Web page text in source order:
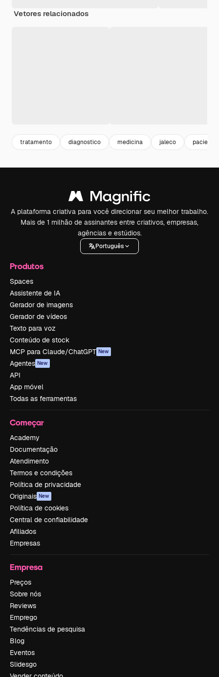
Vetores relacionados
tratamento diagnostico medicina jaleco paciente
A plataforma criativa para você direcionar seu melhor trabalho.
Mais de 1 milhão de assinantes entre criativos, empresas,
agências e estúdios.
Português
Produtos
Spaces
Assistente de IA
Gerador de imagens
Gerador de vídeos
Texto para voz
Conteúdo de stock
MCP para Claude/ChatGPT New
Agentes New
API
App móvel
Todas as ferramentas
Começar
Academy
Documentação
Atendimento
Termos e condições
Política de privacidade
Originais New
Política de cookies
Central de confiabilidade
Afiliados
Empresas
Empresa
Preços
Sobre nós
Reviews
Emprego
Tendências de pesquisa
Blog
Eventos
Slidesgo